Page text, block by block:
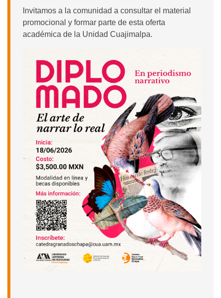
Invitamos a la comunidad a consultar el material
promocional y formar parte de esta oferta
académica de la Unidad Cuajimalpa.